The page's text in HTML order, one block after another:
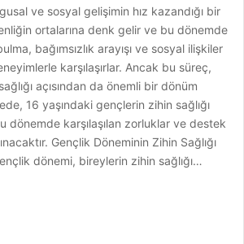
ve sosyal gelişimin hız kazandığı bir
ortalarına denk gelir ve bu dönemde
bağımsızlık arayışı ve sosyal ilişkiler
karşılaşırlar. Ancak bu süreç,
açısından da önemli bir dönüm
16 yaşındaki gençlerin zihin sağlığı
dönemde karşılaşılan zorluklar ve destek
Gençlik Döneminin Zihin Sağlığı
dönemi, bireylerin zihin sağlığı…